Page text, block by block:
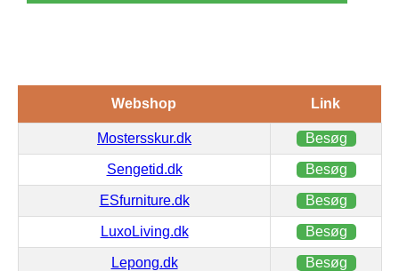
Webshop Link
Mostersskur.dk Besøg
Sengetid.dk Besøg
ESfurniture.dk Besøg
LuxoLiving.dk Besøg
Lepong.dk Besøg